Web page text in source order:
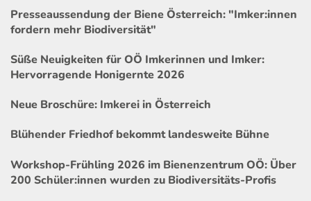
Presseaussendung der Biene Österreich: "Imker:innen
fordern mehr Biodiversität"
Süße Neuigkeiten für OÖ Imkerinnen und Imker:
Hervorragende Honigernte 2026
Neue Broschüre: Imkerei in Österreich
Blühender Friedhof bekommt landesweite Bühne
Workshop-Frühling 2026 im Bienenzentrum OÖ: Über
200 Schüler:innen wurden zu Biodiversitäts-Profis